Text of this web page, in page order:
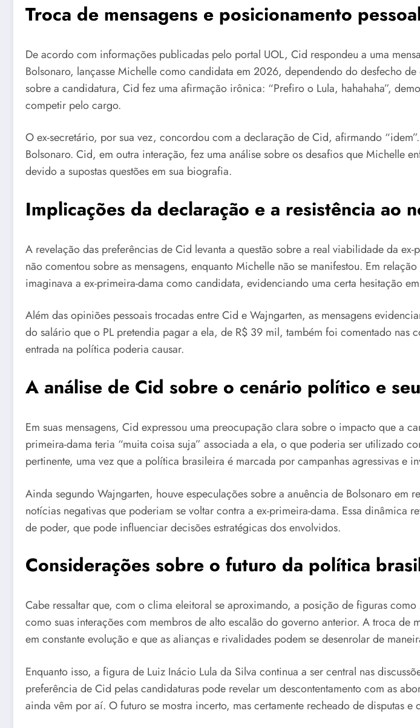
Troca de mensagens e posicionamento
De acordo com informações publicadas pelo portal UOL, Cid respondeu a uma
Bolsonaro, lançasse Michelle como candidata em 2026, dependendo do desfecho
sobre a candidatura, Cid fez uma afirmação irônica: “Prefiro o Lula, hahahaha”,
competir pelo cargo.
O ex-secretário, por sua vez, concordou com a declaração de Cid, afirmando
Bolsonaro. Cid, em outra interação, fez uma análise sobre os desafios que Michelle
devido a supostas questões em sua biografia.
Implicações da declaração e a resistência ao
A revelação das preferências de Cid levanta a questão sobre a real viabilidade da
não comentou sobre as mensagens, enquanto Michelle não se manifestou. Em
imaginava a ex-primeira-dama como candidata, evidenciando uma certa hesitação
Além das opiniões pessoais trocadas entre Cid e Wajngarten, as mensagens
do salário que o PL pretendia pagar a ela, de R$ 39 mil, também foi comentado nas
entrada na política poderia causar.
A análise de Cid sobre o cenário político e
Em suas mensagens, Cid expressou uma preocupação clara sobre o impacto que
primeira-dama teria “muita coisa suja” associada a ela, o que poderia ser utilizado
pertinente, uma vez que a política brasileira é marcada por campanhas agressivas e
Ainda segundo Wajngarten, houve especulações sobre a anuência de Bolsonaro
notícias negativas que poderiam se voltar contra a ex-primeira-dama. Essa
de poder, que pode influenciar decisões estratégicas dos envolvidos.
Considerações sobre o futuro da política
Cabe ressaltar que, com o clima eleitoral se aproximando, a posição de figuras
como suas interações com membros de alto escalão do governo anterior. A troca
em constante evolução e que as alianças e rivalidades podem se desenrolar de
Enquanto isso, a figura de Luiz Inácio Lula da Silva continua a ser central nas
preferência de Cid pelas candidaturas pode revelar um descontentamento com as
ainda vêm por aí. O futuro se mostra incerto, mas certamente recheado de disputas